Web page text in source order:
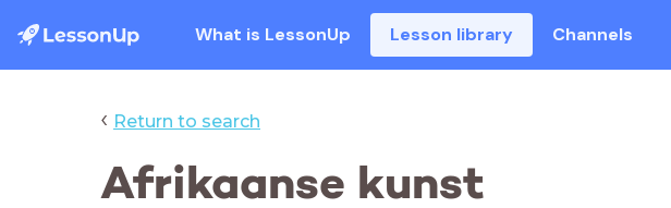
What is LessonUp Lesson library Channels
‹ Return to search
Afrikaanse kunst